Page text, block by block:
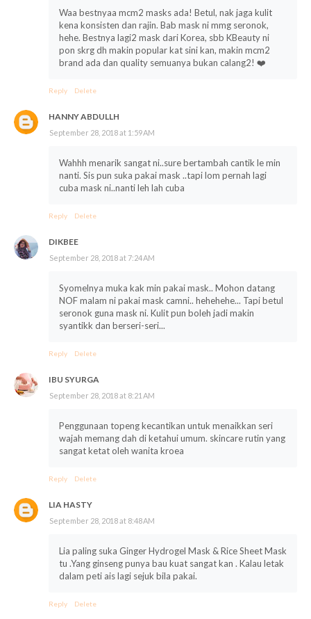
Waa bestnyaa mcm2 masks ada! Betul, nak jaga kulit
kena konsisten dan rajin. Bab mask ni mmg seronok,
hehe. Bestnya lagi2 mask dari Korea, sbb KBeauty ni
pon skrg dh makin popular kat sini kan, makin mcm2
brand ada dan quality semuanya bukan calang2! ❤️
Reply Delete
HANNY ABDULLH
September 28, 2018 at 1:59 AM
Wahhh menarik sangat ni..sure bertambah cantik le min
nanti. Sis pun suka pakai mask ..tapi lom pernah lagi
cuba mask ni..nanti leh lah cuba
Reply Delete
DIKBEE
September 28, 2018 at 7:24 AM
Syomelnya muka kak min pakai mask.. Mohon datang
NOF malam ni pakai mask camni.. hehehehe... Tapi betul
seronok guna mask ni. Kulit pun boleh jadi makin
syantikk dan berseri-seri...
Reply Delete
IBU SYURGA
September 28, 2018 at 8:21 AM
Penggunaan topeng kecantikan untuk menaikkan seri
wajah memang dah di ketahui umum. skincare rutin yang
sangat ketat oleh wanita kroea
Reply Delete
LIA HASTY
September 28, 2018 at 8:48 AM
Lia paling suka Ginger Hydrogel Mask & Rice Sheet Mask
tu .Yang ginseng punya bau kuat sangat kan . Kalau letak
dalam peti ais lagi sejuk bila pakai.
Reply Delete